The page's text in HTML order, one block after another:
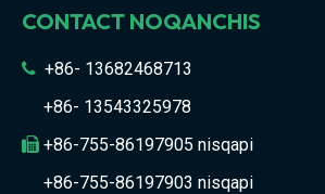
CONTACT NOQANCHIS
 +86- 13682468713
+86- 13543325978
 +86-755-86197905 nisqapi
+86-755-86197903 nisqapi